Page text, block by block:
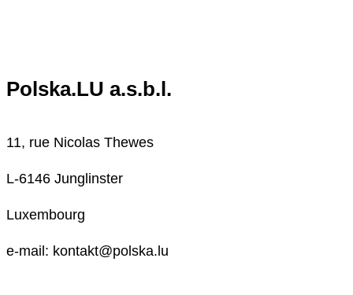
Polska.LU a.s.b.l.
11, rue Nicolas Thewes
L-6146 Junglinster
Luxembourg
e-mail: kontakt@polska.lu